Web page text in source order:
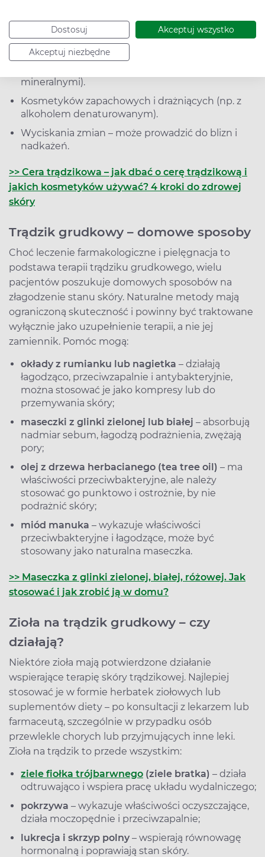
Dostosuj Akceptuj wszystko
Akceptuj niezbędne
Czego unikać przy trądziku grudkowym?
mineralnymi).
Kosmetyków zapachowych i drażniących (np. z
alkoholem denaturowanym).
Wyciskania zmian – może prowadzić do blizn i
nadkażeń.
>> Cera trądzikowa – jak dbać o cerę trądzikową i
jakich kosmetyków używać? 4 kroki do zdrowej
skóry
Trądzik grudkowy – domowe sposoby
Choć leczenie farmakologiczne i pielęgnacja to
podstawa terapii trądziku grudkowego, wielu
pacjentów poszukuje domowych sposobów na
złagodzenie stanu skóry. Naturalne metody mają
ograniczoną skuteczność i powinny być traktowane
wyłącznie jako uzupełnienie terapii, a nie jej
zamiennik. Pomóc mogą:
okłady z rumianku lub nagietka – działają
łagodząco, przeciwzapalnie i antybakteryjnie,
można stosować je jako kompresy lub do
przemywania skóry;
maseczki z glinki zielonej lub białej – absorbują
nadmiar sebum, łagodzą podrażnienia, zwężają
pory;
olej z drzewa herbacianego (tea tree oil) – ma
właściwości przeciwbakteryjne, ale należy
stosować go punktowo i ostrożnie, by nie
podrażnić skóry;
miód manuka – wykazuje właściwości
przeciwbakteryjne i łagodzące, może być
stosowany jako naturalna maseczka.
>> Maseczka z glinki zielonej, białej, różowej. Jak
stosować i jak zrobić ją w domu?
Zioła na trądzik grudkowy – czy
działają?
Niektóre zioła mają potwierdzone działanie
wspierające terapię skóry trądzikowej. Najlepiej
stosować je w formie herbatek ziołowych lub
suplementów diety – po konsultacji z lekarzem lub
farmaceutą, szczególnie w przypadku osób
przewlekle chorych lub przyjmujących inne leki.
Zioła na trądzik to przede wszystkim:
ziele fiołka trójbarwnego (ziele bratka) – działa
odtruwająco i wspiera pracę układu wydalniczego;
pokrzywa – wykazuje właściwości oczyszczające,
działa moczopędnie i przeciwzapalnie;
lukrecja i skrzyp polny – wspierają równowagę
hormonalną i poprawiają stan skóry.